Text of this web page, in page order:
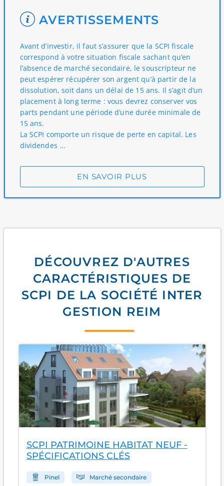
AVERTISSEMENTS
Avant d’investir, il faut s’assurer que la SCPI fiscale
correspond à votre situation fiscale sachant qu’en
l’absence de marché secondaire, le souscripteur ne
peut espérer récupérer son argent qu’à partir de la
dissolution, soit dans un délai de 15 ans. Il s’agit d’un
placement à long terme : vous devrez conserver vos
parts pendant une période d’une durée minimale de
15 ans.
La SCPI comporte un risque de perte en capital. Les
dividendes ...
EN SAVOIR PLUS
DÉCOUVREZ D'AUTRES
CARACTÉRISTIQUES DE
SCPI DE LA SOCIÉTÉ INTER
GESTION REIM
SCPI PATRIMOINE HABITAT NEUF -
SPÉCIFICATIONS CLÉS
Pinel Marché secondaire